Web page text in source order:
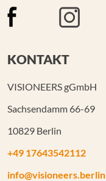
KONTAKT
VISIONEERS gGmbH
Sachsendamm 66-69
10829 Berlin
+49 17643542112
info@visioneers.berlin